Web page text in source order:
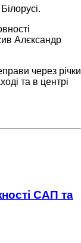
Алєксандр
через річки
та в центрі
САП та